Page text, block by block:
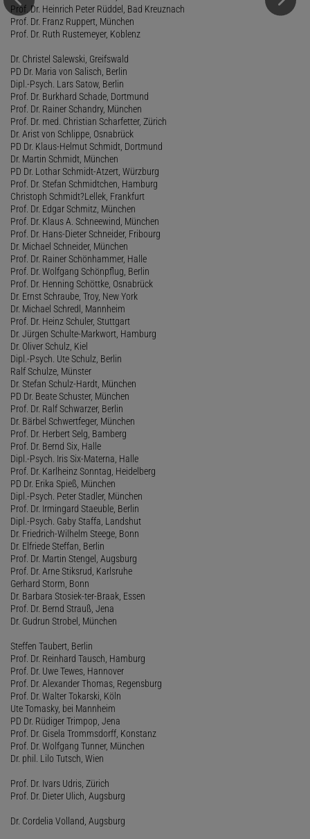
Prof. Dr. Heinrich Peter Rüddel, Bad Kreuznach
Prof. Dr. Franz Ruppert, München
Prof. Dr. Ruth Rustemeyer, Koblenz
Dr. Christel Salewski, Greifswald
PD Dr. Maria von Salisch, Berlin
Dipl.-Psych. Lars Satow, Berlin
Prof. Dr. Burkhard Schade, Dortmund
Prof. Dr. Rainer Schandry, München
Prof. Dr. med. Christian Scharfetter, Zürich
Dr. Arist von Schlippe, Osnabrück
PD Dr. Klaus-Helmut Schmidt, Dortmund
Dr. Martin Schmidt, München
PD Dr. Lothar Schmidt-Atzert, Würzburg
Prof. Dr. Stefan Schmidtchen, Hamburg
Christoph Schmidt?Lellek, Frankfurt
Prof. Dr. Edgar Schmitz, München
Prof. Dr. Klaus A. Schneewind, München
Prof. Dr. Hans-Dieter Schneider, Fribourg
Dr. Michael Schneider, München
Prof. Dr. Rainer Schönhammer, Halle
Prof. Dr. Wolfgang Schönpflug, Berlin
Prof. Dr. Henning Schöttke, Osnabrück
Dr. Ernst Schraube, Troy, New York
Dr. Michael Schredl, Mannheim
Prof. Dr. Heinz Schuler, Stuttgart
Dr. Jürgen Schulte-Markwort, Hamburg
Dr. Oliver Schulz, Kiel
Dipl.-Psych. Ute Schulz, Berlin
Ralf Schulze, Münster
Dr. Stefan Schulz-Hardt, München
PD Dr. Beate Schuster, München
Prof. Dr. Ralf Schwarzer, Berlin
Dr. Bärbel Schwertfeger, München
Prof. Dr. Herbert Selg, Bamberg
Prof. Dr. Bernd Six, Halle
Dipl.-Psych. Iris Six-Materna, Halle
Prof. Dr. Karlheinz Sonntag, Heidelberg
PD Dr. Erika Spieß, München
Dipl.-Psych. Peter Stadler, München
Prof. Dr. Irmingard Staeuble, Berlin
Dipl.-Psych. Gaby Staffa, Landshut
Dr. Friedrich-Wilhelm Steege, Bonn
Dr. Elfriede Steffan, Berlin
Prof. Dr. Martin Stengel, Augsburg
Prof. Dr. Arne Stiksrud, Karlsruhe
Gerhard Storm, Bonn
Dr. Barbara Stosiek-ter-Braak, Essen
Prof. Dr. Bernd Strauß, Jena
Dr. Gudrun Strobel, München
Steffen Taubert, Berlin
Prof. Dr. Reinhard Tausch, Hamburg
Prof. Dr. Uwe Tewes, Hannover
Prof. Dr. Alexander Thomas, Regensburg
Prof. Dr. Walter Tokarski, Köln
Ute Tomasky, bei Mannheim
PD Dr. Rüdiger Trimpop, Jena
Prof. Dr. Gisela Trommsdorff, Konstanz
Prof. Dr. Wolfgang Tunner, München
Dr. phil. Lilo Tutsch, Wien
Prof. Dr. Ivars Udris, Zürich
Prof. Dr. Dieter Ulich, Augsburg
Dr. Cordelia Volland, Augsburg